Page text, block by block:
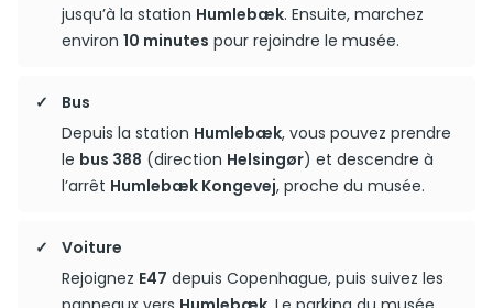
jusqu’à la station Humlebæk. Ensuite, marchez
environ 10 minutes pour rejoindre le musée.
Bus
Depuis la station Humlebæk, vous pouvez prendre
le bus 388 (direction Helsingør) et descendre à
l’arrêt Humlebæk Kongevej, proche du musée.
Voiture
Rejoignez E47 depuis Copenhague, puis suivez les